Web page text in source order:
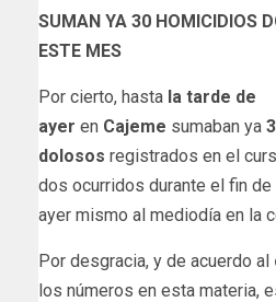
SUMAN YA 30 HOMICIDIOS
ESTE MES
Por cierto, hasta la tarde de
ayer en Cajeme sumaban ya
dolosos registrados en el
dos ocurridos durante el fin
ayer mismo al mediodía en la
Por desgracia, y de acuerdo al
los números en esta materia,